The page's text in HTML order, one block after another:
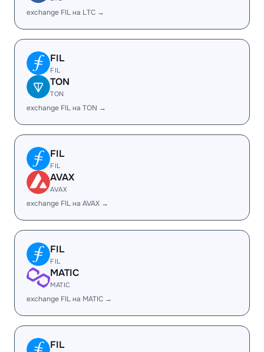
exchange FIL на LTC →
FIL
FIL
TON
TON
exchange FIL на TON →
FIL
FIL
AVAX
AVAX
exchange FIL на AVAX →
FIL
FIL
MATIC
MATIC
exchange FIL на MATIC →
FIL